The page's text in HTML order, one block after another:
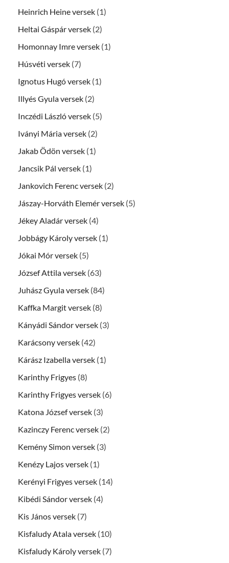
Heinrich Heine versek (1)
Heltai Gáspár versek (2)
Homonnay Imre versek (1)
Húsvéti versek (7)
Ignotus Hugó versek (1)
Illyés Gyula versek (2)
Inczédi László versek (5)
Iványi Mária versek (2)
Jakab Ödön versek (1)
Jancsik Pál versek (1)
Jankovich Ferenc versek (2)
Jászay-Horváth Elemér versek (5)
Jékey Aladár versek (4)
Jobbágy Károly versek (1)
Jókai Mór versek (5)
József Attila versek (63)
Juhász Gyula versek (84)
Kaffka Margit versek (8)
Kányádi Sándor versek (3)
Karácsony versek (42)
Kárász Izabella versek (1)
Karinthy Frigyes (8)
Karinthy Frigyes versek (6)
Katona József versek (3)
Kazinczy Ferenc versek (2)
Kemény Simon versek (3)
Kenézy Lajos versek (1)
Kerényi Frigyes versek (14)
Kibédi Sándor versek (4)
Kis János versek (7)
Kisfaludy Atala versek (10)
Kisfaludy Károly versek (7)